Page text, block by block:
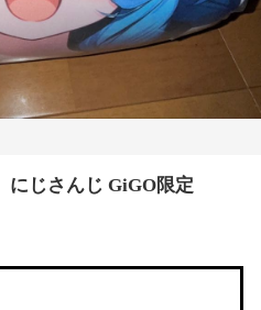
じさんじ GiGO限定